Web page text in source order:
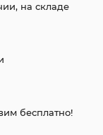
на складе
бесплатно!